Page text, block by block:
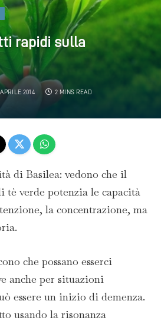
rapidi sulla
2014 2 MINS READ
di Basilea: vedono che il
tè verde potenzia le capacità
la concentrazione, ma
che possano esserci
anche per situazioni
essere un inizio di demenza.
usando la risonanza